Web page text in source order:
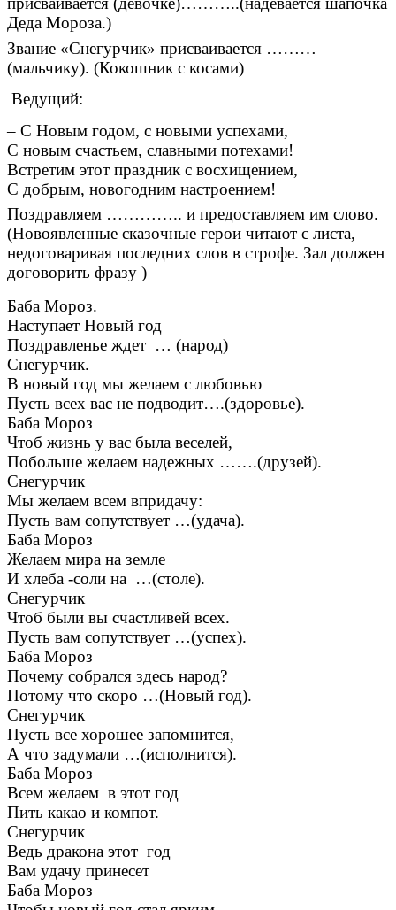
Деда Мороза.)
Звание «Снегурчик» присваивается ………
(мальчику). (Кокошник с косами)
Ведущий:
– С Новым годом, с новыми успехами,
С новым счастьем, славными потехами!
Встретим этот праздник с восхищением,
С добрым, новогодним настроением!
Поздравляем ………….. и предоставляем им слово.
(Новоявленные сказочные герои читают с листа,
недоговаривая последних слов в строфе. Зал должен
договорить фразу )
Баба Мороз.
Наступает Новый год
Поздравленье ждет … (народ)
Снегурчик.
В новый год мы желаем с любовью
Пусть всех вас не подводит….(здоровье).
Баба Мороз
Чтоб жизнь у вас была веселей,
Побольше желаем надежных …….(друзей).
Снегурчик
Мы желаем всем впридачу:
Пусть вам сопутствует …(удача).
Баба Мороз
Желаем мира на земле
И хлеба -соли на …(столе).
Снегурчик
Чтоб были вы счастливей всех.
Пусть вам сопутствует …(успех).
Баба Мороз
Почему собрался здесь народ?
Потому что скоро …(Новый год).
Снегурчик
Пусть все хорошее запомнится,
А что задумали …(исполнится).
Баба Мороз
Всем желаем в этот год
Пить какао и компот.
Снегурчик
Ведь дракона этот год
Вам удачу принесет
Баба Мороз